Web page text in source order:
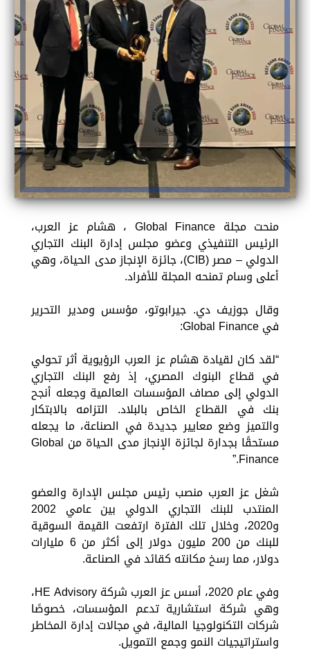
منحت مجلة Global Finance ، هشام عز العرب،
الرئيس التنفيذي وعضو مجلس إدارة البنك التجاري
الدولي – مصر (CIB)، جائزة الإنجاز مدى الحياة، وهي
أعلى وسام تمنحه المجلة للأفراد.
وقال جوزيف دي. جيرابوتو، مؤسس ومدير التحرير
في Global Finance:
“لقد كان لقيادة هشام عز العرب الرؤيوية أثر تحولي
في قطاع البنوك المصري، إذ رفع البنك التجاري
الدولي إلى مصاف المؤسسات العالمية وجعله أنجح
بنك في القطاع الخاص بالبلاد. التزامه بالابتكار
والتميز وضع معايير جديدة في الصناعة، ما يجعله
مستحقًا بجدارة لجائزة الإنجاز مدى الحياة من Global
Finance.”
شغل عز العرب منصب رئيس مجلس الإدارة والعضو
المنتدب للبنك التجاري الدولي بين عامي 2002
و2020، وخلال تلك الفترة ارتفعت القيمة السوقية
للبنك من 200 مليون دولار إلى أكثر من 6 مليارات
دولار، مما رسخ مكانته كقائد في الصناعة.
وفي عام 2020، أسس عز العرب شركة HE Advisory،
وهي شركة استشارية تدعم المؤسسات، خصوصًا
شركات التكنولوجيا المالية، في مجالات إدارة المخاطر
واستراتيجيات النمو وجمع التمويل.